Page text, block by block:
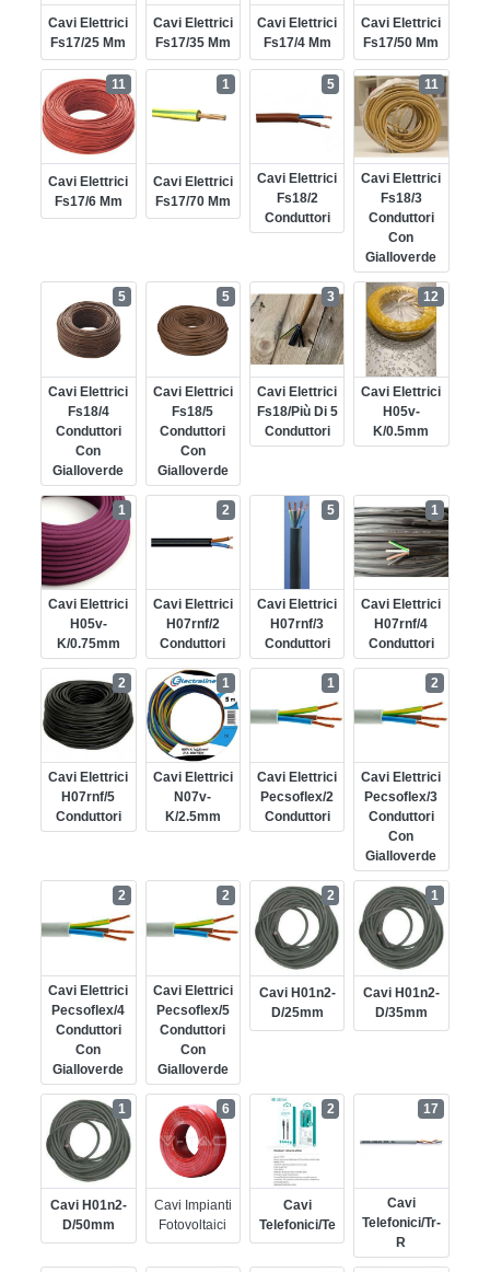
Cavi Elettrici
Fs17/25 Mm
Cavi Elettrici
Fs17/35 Mm
Cavi Elettrici
Fs17/4 Mm
Cavi Elettrici
Fs17/50 Mm
Cavi Elettrici
Fs17/6 Mm
11
Cavi Elettrici
Fs17/70 Mm
1
Cavi Elettrici
Fs18/2
Conduttori
5
Cavi Elettrici
Fs18/3
Conduttori
Con
Gialloverde
11
Cavi Elettrici
Fs18/4
Conduttori
Con
Gialloverde
5
Cavi Elettrici
Fs18/5
Conduttori
Con
Gialloverde
5
Cavi Elettrici
Fs18/più Di 5
Conduttori
3
Cavi Elettrici
H05v-
K/0.5mm
12
Cavi Elettrici
H05v-
K/0.75mm
1
Cavi Elettrici
H07rnf/2
Conduttori
2
Cavi Elettrici
H07rnf/3
Conduttori
5
Cavi Elettrici
H07rnf/4
Conduttori
1
Cavi Elettrici
H07rnf/5
Conduttori
2
Cavi Elettrici
N07v-
K/2.5mm
1
Cavi Elettrici
Pecsoflex/2
Conduttori
1
Cavi Elettrici
Pecsoflex/3
Conduttori
Con
Gialloverde
2
Cavi Elettrici
Pecsoflex/4
Conduttori
Con
Gialloverde
2
Cavi Elettrici
Pecsoflex/5
Conduttori
Con
Gialloverde
2
Cavi H01n2-
D/25mm
2
Cavi H01n2-
D/35mm
1
Cavi H01n2-
D/50mm
1
Cavi Impianti
Fotovoltaici
6
Cavi
Telefonici/te
2
Cavi
Telefonici/tr-
R
17